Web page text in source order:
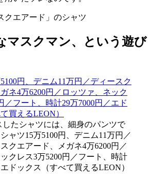
クエアード」のシャツ
マスクマン、という遊び
たシャツには、細身のパンツで
ャツ15万5100円、デニム11万円／
クエアード、メガネ4万6200円／
クレス3万5200円／フート、時計
ドックス（すべて買えるLEON）